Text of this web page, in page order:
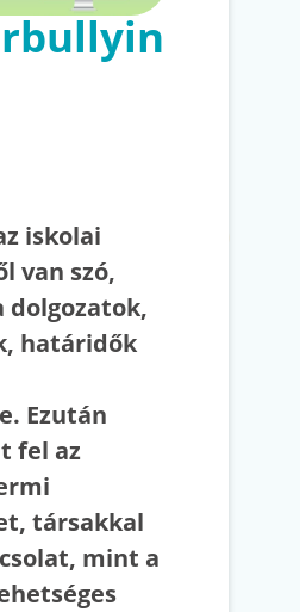
iskolai
van szó,
dolgozatok,
határidők
Ezután
fel az
társakkal
mint a